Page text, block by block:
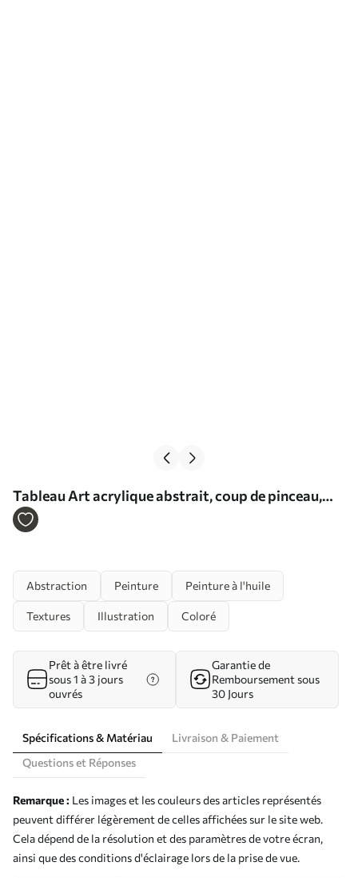
Tableau Art acrylique abstrait, coup de pinceau,
texture de la peinture, couleurs beige, violet, bleu
Abstraction Peinture Peinture à l'huile
Textures Illustration Coloré
Prêt à être livré
sous 1 à 3 jours
ouvrés
Garantie de
Remboursement sous
30 Jours
Spécifications & Matériau
Livraison & Paiement
Questions et Réponses
Remarque : Les images et les couleurs des articles représentés
peuvent différer légèrement de celles affichées sur le site web.
Cela dépend de la résolution et des paramètres de votre écran,
ainsi que des conditions d'éclairage lors de la prise de vue.